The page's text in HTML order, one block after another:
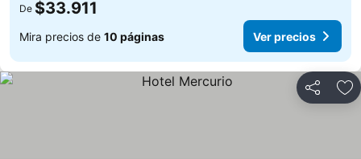
De $33.911
Mira precios de 10 páginas Ver precios
Compartir